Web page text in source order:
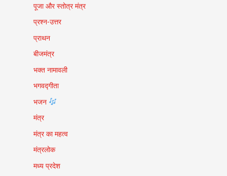
पूजा और स्तोत्र मंत्र
प्रश्न-उत्तर
प्राथन
बीजमंत्र
भक्त नामावली
भगवद्गीता
भजन
मंत्र
मंत्र का महत्व
मंत्रलोक
मध्य प्रदेश